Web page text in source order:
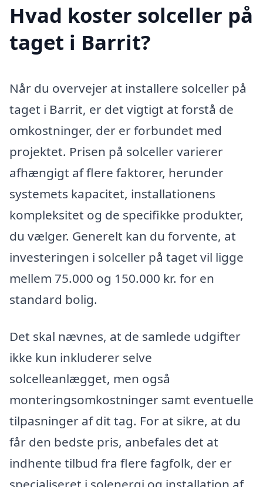
Hvad koster solceller på
taget i Barrit?
Når du overvejer at installere solceller på
taget i Barrit, er det vigtigt at forstå de
omkostninger, der er forbundet med
projektet. Prisen på solceller varierer
afhængigt af flere faktorer, herunder
systemets kapacitet, installationens
kompleksitet og de specifikke produkter,
du vælger. Generelt kan du forvente, at
investeringen i solceller på taget vil ligge
mellem 75.000 og 150.000 kr. for en
standard bolig.
Det skal nævnes, at de samlede udgifter
ikke kun inkluderer selve
solcelleanlægget, men også
monteringsomkostninger samt eventuelle
tilpasninger af dit tag. For at sikre, at du
får den bedste pris, anbefales det at
indhente tilbud fra flere fagfolk, der er